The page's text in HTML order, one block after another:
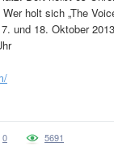
holt sich „The
und 18. Oktober
0 5691